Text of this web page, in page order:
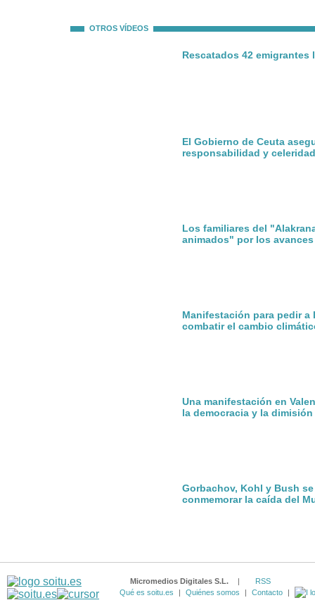
OTROS VÍDEOS
Rescatados 42
El Gobierno de Ceuta
responsabilidad y celeridad
Los familiares del
animados" por los
Manifestación para pedir
combatir el cambio
Una manifestación en
la democracia y la dimisión
Gorbachov, Kohl y Bush
conmemorar la caída del
Micromedios Digitales S.L. |
RSS
Qué es soitu.es
| Quiénes somos | Contacto |